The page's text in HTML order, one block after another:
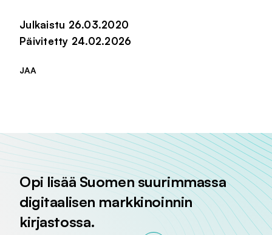
Julkaistu 26.03.2020
Päivitetty 24.02.2026
JAA
Opi lisää Suomen suurimmassa
digitaalisen markkinoinnin
kirjastossa.